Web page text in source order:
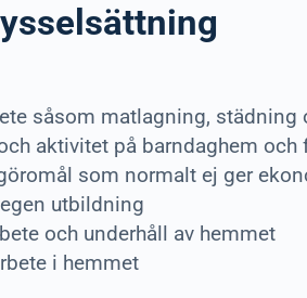
såsom matlagning, städning
aktivitet på barndaghem och
som normalt ej ger
utbildning
och underhåll av hemmet
i hemmet